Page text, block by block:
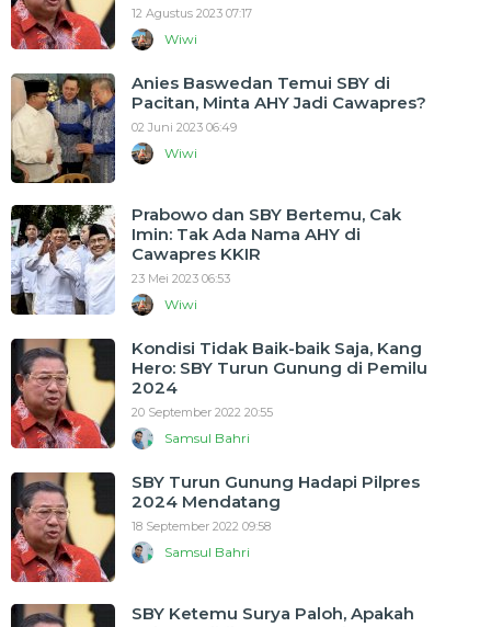
12 Agustus 2023 07:17
Wiwi
Anies Baswedan Temui SBY di
Pacitan, Minta AHY Jadi Cawapres?
02 Juni 2023 06:49
Wiwi
Prabowo dan SBY Bertemu, Cak
Imin: Tak Ada Nama AHY di
Cawapres KKIR
23 Mei 2023 06:53
Wiwi
Kondisi Tidak Baik-baik Saja, Kang
Hero: SBY Turun Gunung di Pemilu
2024
20 September 2022 20:55
Samsul Bahri
SBY Turun Gunung Hadapi Pilpres
2024 Mendatang
18 September 2022 09:58
Samsul Bahri
SBY Ketemu Surya Paloh, Apakah